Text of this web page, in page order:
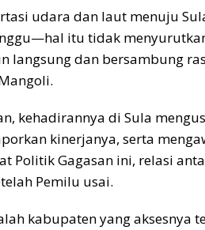
udara dan laut menuju
itu tidak
langsung dan bersambung
kehadirannya di Sula
kinerjanya, serta
Politik Gagasan ini, relasi
Pemilu usai.
kabupaten yang aksesnya